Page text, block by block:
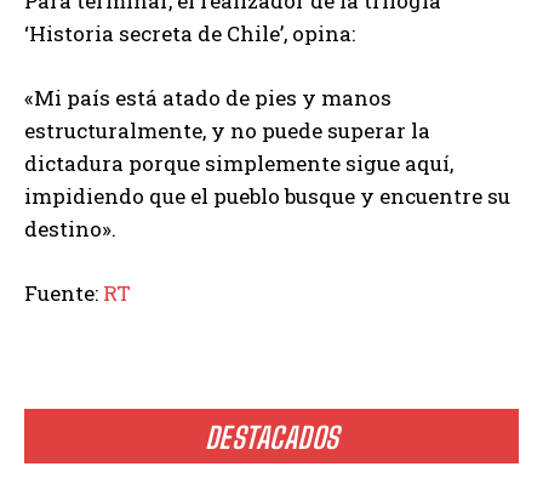
DESTACADOS
‘Historia secreta de Chile’, opina:
«Mi país está atado de pies y manos
estructuralmente, y no puede superar la
dictadura porque simplemente sigue aquí,
impidiendo que el pueblo busque y encuentre su
destino».
Fuente: RT